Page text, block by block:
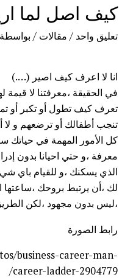
كيف اصل لما
تعليق واحد / مقالات / بواسطة
انا لا اعرف كيف اصير (….)
في الحقيقة ،معرفتنا لا
تعرف كيف تطول أو تكبر أو
تنجب أطفالك أو ترضعهم و
كل الأمور المهمة في حياتك
معرفة ،و حتي احيانا بدون
الذي يسكنك ،و للقيام باي
لك ،أن يرتبط بروحك
،ليس بدون مجهود ،لكن
رابط الصورة
business-career-man-
career-ladder-2904779/